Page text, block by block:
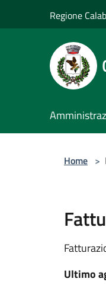
Regione
Home >
Ultimo